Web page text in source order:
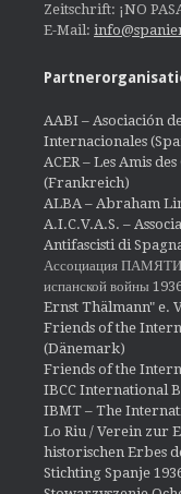
Zeitschrift: ¡NO
E-Mail:
AABI – Asociación
Internacionales
ACER – Les Amis
(Frankreich)
ALBA – Abraham
A.I.C.V.A.S. –
Antifascisti di
Ассоциация ПАМЯТИ
испанской войны
Ernst Thälmann" e.
Friends of the
(Dänemark)
Friends of the
IBCC International
IBMT – The
Lo Riu / Verein zur
historischen Erbes
Stichting Spanje